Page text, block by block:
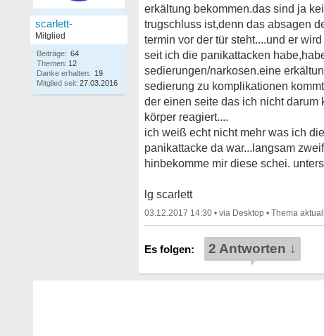
scarlett-
Mitglied
Beiträge: 64
Themen: 12
Danke erhalten: 19
Mitglied seit: 27.03.2016
erkältung bekommen.das sind ja
trugschluss ist,denn das absagen
termin vor der tür steht....und er
seit ich die panikattacken
sedierungen/narkosen.eine
sedierung zu komplikationen
der einen seite das ich nicht
körper reagiert....
ich weiß echt nicht mehr was ich
panikattacke da war...langsam
hinbekomme mir diese schei.
lg scarlett
03.12.2017 14:30 • •
2 Antworten ↓